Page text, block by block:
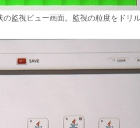
監視ビュー画面。監視の粒度をドリ